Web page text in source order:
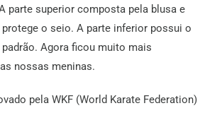
parte superior composta pela blusa e
o seio. A parte inferior possui o
Agora ficou muito mais
nossas meninas.
pela WKF (World Karate Federation)